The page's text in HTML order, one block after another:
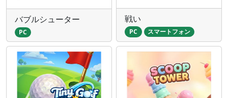
バブルシューター
PC
戦い
PC スマートフォン